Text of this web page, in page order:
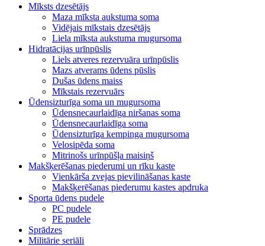
Mīksts dzesētājs
Maza mīksta aukstuma soma
Vidējais mīkstais dzesētājs
Liela mīksta aukstuma mugursoma
Hidratācijas urīnpūslis
Liels atveres rezervuāra urīnpūslis
Mazs atverams ūdens pūslis
Dušas ūdens maiss
Mīkstais rezervuārs
Ūdensizturīga soma un mugursoma
Ūdensnecaurlaidīga niršanas soma
Ūdensnecaurlaidīga soma
Ūdensizturīga kempinga mugursoma
Velosipēda soma
Mitrinošs urīnpūšļa maisiņš
Makšķerēšanas piederumi un rīku kaste
Vienkārša zvejas pievilināšanas kaste
Makšķerēšanas piederumu kastes apdruka
Sporta ūdens pudele
PC pudele
PE pudele
Sprādzes
Militārie seriāli